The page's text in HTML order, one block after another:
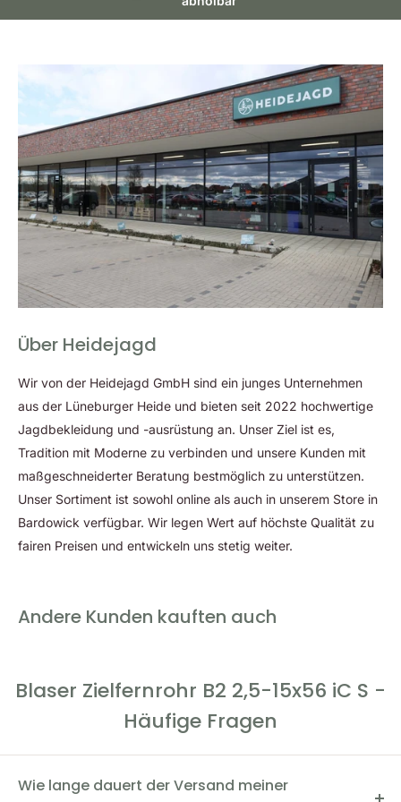
hochwertigen Spezialisten, die sich besonders gut für die
Nachtjagd auf Schwarzwild eignen. Alle Modelle der Blaser B
Baureihe sind mit Innenschiene oder 30-Millimeter-Mittelrohr
erhältlich. So besteht Kompatibilität mit jedem Waffenfabrikat
und -typ.Features
6-fach Zoom
Optimiert für Vorsatzoptik – kompakt und robust
Feines Tages-Leuchtabsehen (Fiberoptik) in der zweiten
Bildebene
94 / 92 % Tag- / Nachttransmission
Linsenbeschichtung
30 mm Mittelrohr / Innenschiene wahlweise
Parallaxeausgleich, fühlbare Rast bei 100 m (nur bei B2
2.5-15x56 iC)
Stufenlose Einstellung der Leuchtinten­sität
90 mm Augenabstand
Stickstoffgefüllt, 4 m wasserdicht
Austrittspupille: 9,8 - 3,7 mm
Augenabstand: 90 mm
Stickstofffüllung: ja
Über Heidejagd
Wir von der Heidejagd GmbH sind ein junges Unternehmen
aus der Lüneburger Heide und bieten seit 2022 hochwertige
Jagdbekleidung und -ausrüstung an. Unser Ziel ist es,
Tradition mit Moderne zu verbinden und unsere Kunden mit
maßgeschneiderter Beratung bestmöglich zu unterstützen.
Unser Sortiment ist sowohl online als auch in unserem Store in
Bardowick verfügbar. Wir legen Wert auf höchste Qualität zu
fairen Preisen und entwickeln uns stetig weiter.
Andere Kunden kauften auch
Blaser Zielfernrohr B2 2,5-15x56 iC S -
Häufige Fragen
Wie lange dauert der Versand meiner